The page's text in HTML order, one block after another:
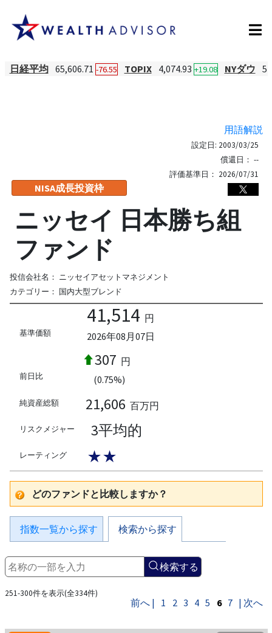
日経平均 65,606.71 -76.55 TOPIX 4,074.93 +19.08 NYダウ
用語解説
NISA成長投資枠
設定日: 2003/03/25
償還日： --
評価基準日： 2026/07/31
ニッセイ 日本勝ち組
ファンド
投信会社名： ニッセイアセットマネジメント
カテゴリー： 国内大型ブレンド
基準価額
41,514 円
2026年08月07日
前日比
307 円
(0.75%)
純資産総額 21,606 百万円
リスクメジャー 3平均的
レーティング ★★
どのファンドと比較しますか？
指数一覧から探す 検索から探す
検索する
251-300件を表示(全334件)
前へ | 1 2 3 4 5 6 7 | 次へ